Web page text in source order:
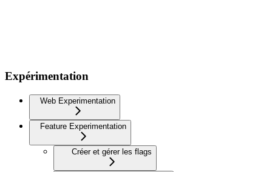
Expérimentation
Web Experimentation
Feature Experimentation
Créer et gérer les flags